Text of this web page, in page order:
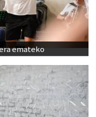
emateko